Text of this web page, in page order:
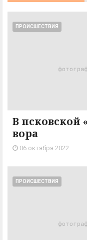
ПРОИСШЕСТВИЯ
В псковской
вора
06 октября 2022
ПРОИСШЕСТВИЯ